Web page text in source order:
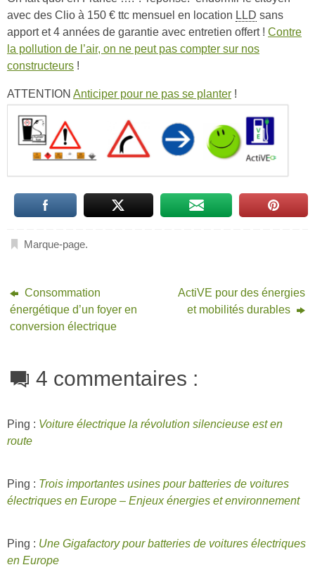
avec des Clio à 150 € ttc mensuel en location LLD sans
apport et 4 années de garantie avec entretien offert ! Contre
la pollution de l’air, on ne peut pas compter sur nos
constructeurs !
ATTENTION Anticiper pour ne pas se planter !
Marque-page.
Consommation
énergétique d’un foyer en
conversion électrique
ActiVE pour des énergies
et mobilités durables
4 commentaires :
Ping : Voiture électrique la révolution silencieuse est en
route
Ping : Trois importantes usines pour batteries de voitures
électriques en Europe – Enjeux énergies et environnement
Ping : Une Gigafactory pour batteries de voitures électriques
en Europe